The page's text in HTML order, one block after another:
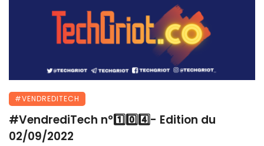
#VENDREDITECH
#VendrediTech n°1️⃣0️⃣4️⃣- Edition du
02/09/2022